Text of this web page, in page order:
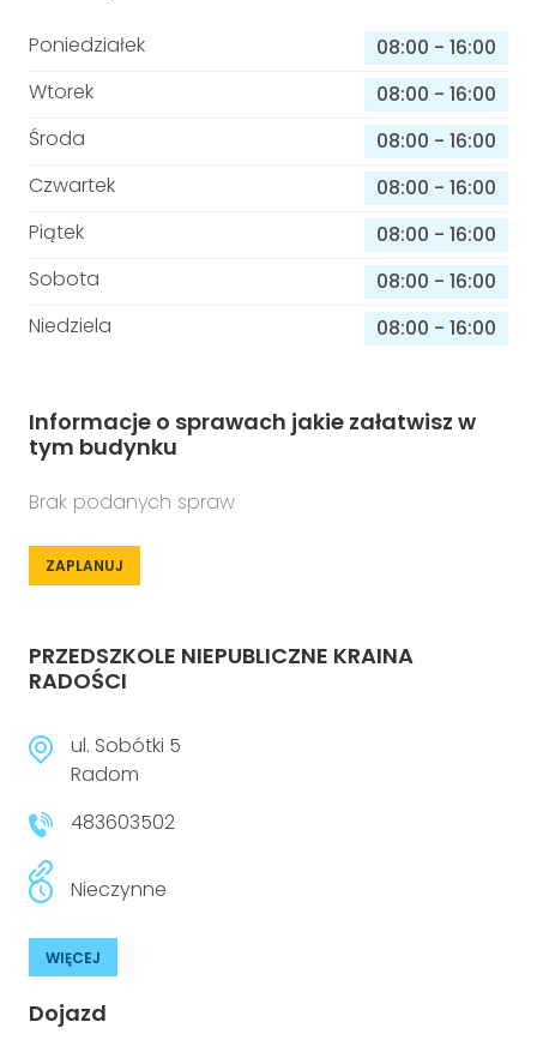
Poniedziałek 08:00 - 16:00
Wtorek
08:00 - 16:00
Środa
08:00 - 16:00
Czwartek
08:00 - 16:00
Piątek
08:00 - 16:00
Sobota
08:00 - 16:00
Niedziela
08:00 - 16:00
Informacje o sprawach jakie załatwisz w
tym budynku
Brak podanych spraw
ZAPLANUJ
PRZEDSZKOLE NIEPUBLICZNE KRAINA
RADOŚCI
ul. Sobótki 5
Radom
483603502
Nieczynne
WIĘCEJ
Dojazd